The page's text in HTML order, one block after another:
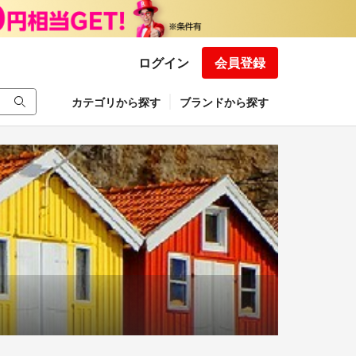
ログイン 会員登録
カテゴリから探す ブランドから探す